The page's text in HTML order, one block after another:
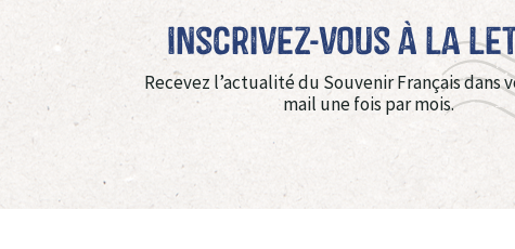
Inscrivez-vous à La
Recevez l’actualité du Souvenir Français dans
mail une fois par mois.